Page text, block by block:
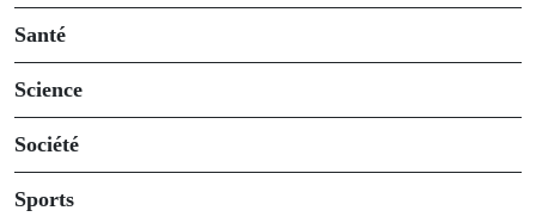
Santé
Science
Société
Sports